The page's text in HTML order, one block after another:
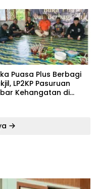
Persekabpas
Puasa Plus Berbagi
LP2KP Pasuruan
Kehangatan di